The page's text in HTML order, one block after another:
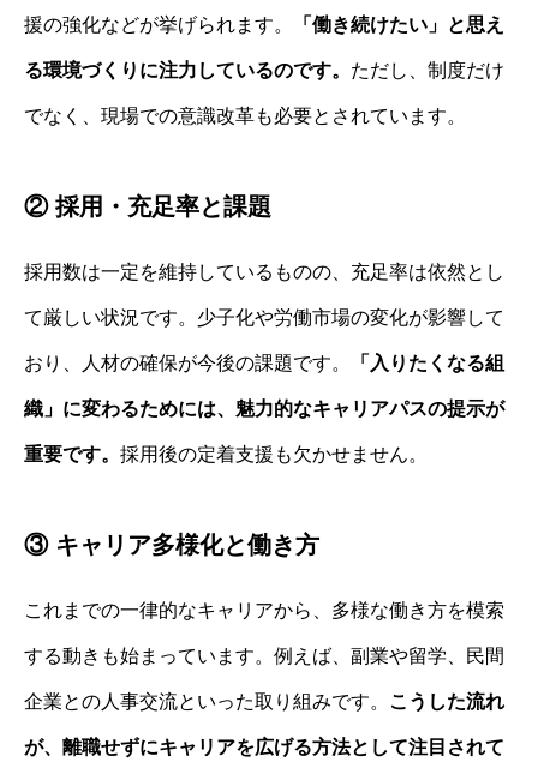
援の強化などが挙げられます。 「働き続けたい」と思え
る環境づくりに注力しているのです。 ただし、制度だけ
でなく、現場での意識改革も必要とされています。
② 採用・充足率と課題
採用数は一定を維持しているものの、充足率は依然とし
て厳しい状況です。少子化や労働市場の変化が影響して
おり、人材の確保が今後の課題です。 「入りたくなる組
織」に変わるためには、魅力的なキャリアパスの提示が
重要です。 採用後の定着支援も欠かせません。
③ キャリア多様化と働き方
これまでの一律的なキャリアから、多様な働き方を模索
する動きも始まっています。例えば、副業や留学、民間
企業との人事交流といった取り組みです。 こうした流れ
が、離職せずにキャリアを広げる方法として注目されて